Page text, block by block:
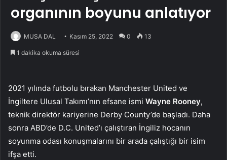
organının boyunu anlatıyor
MUSA DAL Kasım 25, 2022 0 13
1 dakika okuma süresi
2021 yılında futbolu bırakan Manchester United ve
İngiltere Ulusal Takımı’nın efsane ismi Wayne Rooney,
teknik direktör kariyerine Derby County’de başladı. Daha
sonra ABD’de D.C. United’ı çalıştıran İngiliz hocanın
soyunma odası konuşmalarını bir arada çalıştığı bir isim
ifşa etti.